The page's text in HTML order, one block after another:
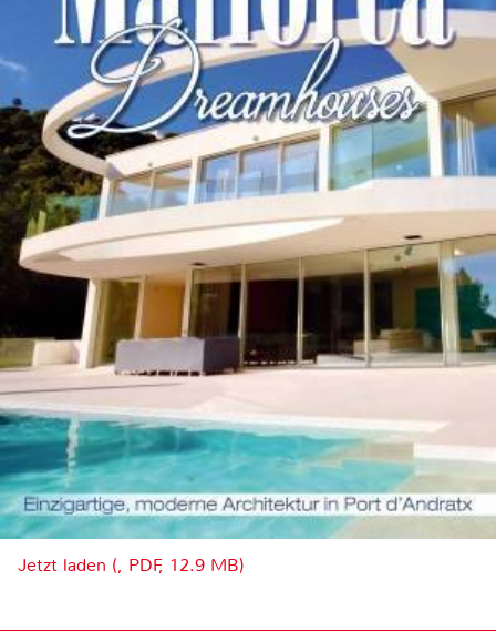
Jetzt laden (, PDF, 12.9 MB)